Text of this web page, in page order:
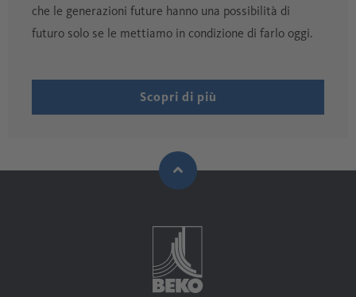
che le generazioni future hanno una possibilità di
futuro solo se le mettiamo in condizione di farlo oggi.
Scopri di più